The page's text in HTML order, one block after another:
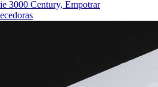
3000 Century, Empotrar